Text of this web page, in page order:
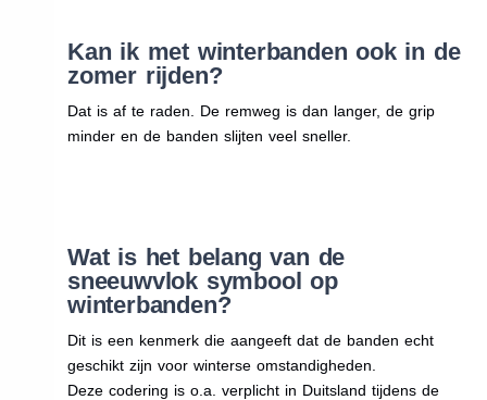
Kan ik met winterbanden ook in de
zomer rijden?
Dat is af te raden. De remweg is dan langer, de grip
minder en de banden slijten veel sneller.
Wat is het belang van de
sneeuwvlok symbool op
winterbanden?
Dit is een kenmerk die aangeeft dat de banden echt
geschikt zijn voor winterse omstandigheden.
Deze codering is o.a. verplicht in Duitsland tijdens de